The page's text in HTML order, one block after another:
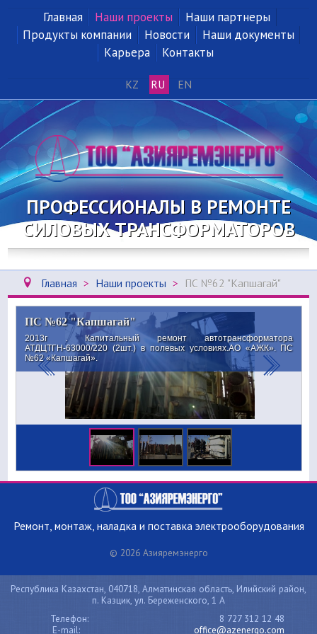
Главная Наши проекты
Наши партнеры
Продукты компании
Новости
Наши документы
Карьера
Контакты
KZ RU EN
ПРОФЕССИОНАЛЫ В РЕМОНТЕ
СИЛОВЫХ ТРАНСФОРМАТОРОВ
Главная > Наши проекты > ПС №62 "Капшагай"
ПС №62 "Капшагай"
2013г . Капитальный ремонт автотрансформатора
АТДЦТГН-63000/220 (2шт.) в полевых условиях.АО «АЖК». ПС
№62 «Капшагай».
Ремонт, монтаж, наладка и поставка электрооборудования
© 2026 Азияремэнерго
Республика Казахстан, 040718, Алматинская область, Илийский район,
п. Казцик, ул. Береженского, 1 А
Телефон:
E-mail:
8 727 312 12 48
office@azenergo.com